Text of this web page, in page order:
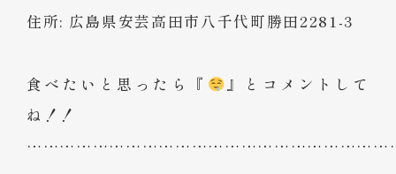
住所: 広島県安芸高田市八千代町勝田2281-3
食べたいと思ったら『
』とコメントして
ね！！